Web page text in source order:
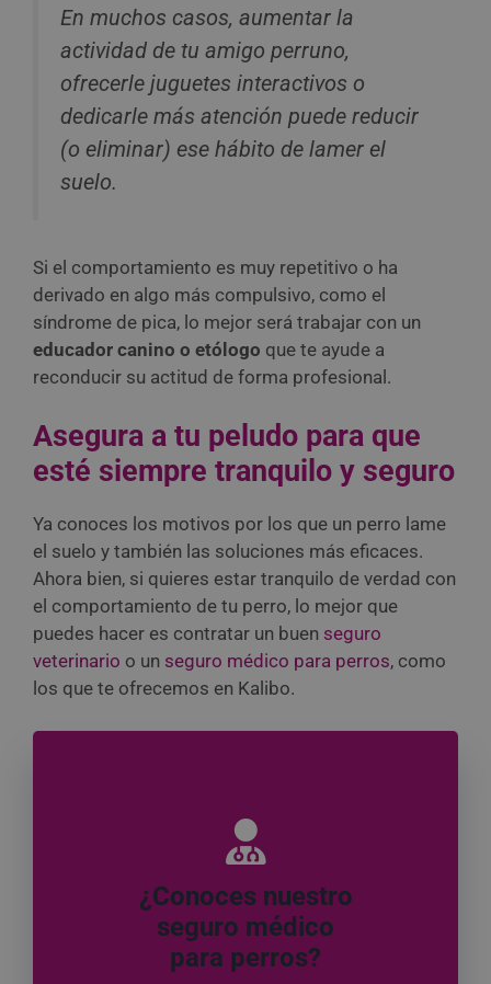
En muchos casos, aumentar la
actividad de tu amigo perruno,
ofrecerle juguetes interactivos o
dedicarle más atención puede reducir
(o eliminar) ese hábito de lamer el
suelo.
Si el comportamiento es muy repetitivo o ha
derivado en algo más compulsivo, como el
síndrome de pica, lo mejor será trabajar con un
educador canino o etólogo que te ayude a
reconducir su actitud de forma profesional.
Asegura a tu peludo para que
esté siempre tranquilo y seguro
Ya conoces los motivos por los que un perro lame
el suelo y también las soluciones más eficaces.
Ahora bien, si quieres estar tranquilo de verdad con
el comportamiento de tu perro, lo mejor que
puedes hacer es contratar un buen seguro
veterinario o un seguro médico para perros, como
los que te ofrecemos en Kalibo.
¿Conoces nuestro
seguro médico
para perros?